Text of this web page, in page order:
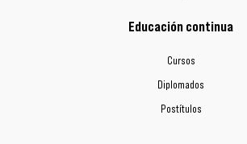
Educación continua
Cursos
Diplomados
Postítulos